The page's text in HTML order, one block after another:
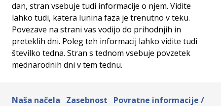
dan, stran vsebuje tudi informacije o njem. Vidite
lahko tudi, katera lunina faza je trenutno v teku.
Povezave na strani vas vodijo do prihodnjih in
preteklih dni. Poleg teh informacij lahko vidite tudi
številko tedna. Stran s tednom vsebuje povzetek
mednarodnih dni v tem tednu.
Naša načela Zasebnost
Povratne informacije /